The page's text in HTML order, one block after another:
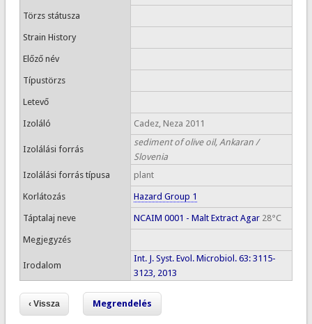
Törzs státusza
Strain History
Előző név
Típustörzs
Letevő
Izoláló Cadez, Neza 2011
Izolálási forrás
sediment of olive oil, Ankaran /
Slovenia
Izolálási forrás típusa
plant
Korlátozás Hazard Group 1
Táptalaj neve NCAIM 0001 - Malt Extract Agar28°C
Megjegyzés
Irodalom
Int. J. Syst. Evol. Microbiol. 63: 3115-
3123, 2013
Megrendelés